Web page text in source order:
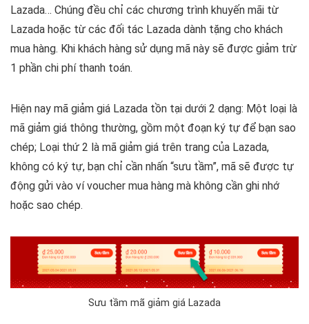
Lazada… Chúng đều chỉ các chương trình khuyến mãi từ
Lazada hoặc từ các đối tác Lazada dành tặng cho khách
mua hàng. Khi khách hàng sử dụng mã này sẽ được giảm trừ
1 phần chi phí thanh toán.
Hiện nay mã giảm giá Lazada tồn tại dưới 2 dạng: Một loại là
mã giảm giá thông thường, gồm một đoạn ký tự để bạn sao
chép; Loại thứ 2 là mã giảm giá trên trang của Lazada,
không có ký tự, bạn chỉ cần nhấn “sưu tầm”, mã sẽ được tự
động gửi vào ví voucher mua hàng mà không cần ghi nhớ
hoặc sao chép.
Sưu tầm mã giảm giá Lazada